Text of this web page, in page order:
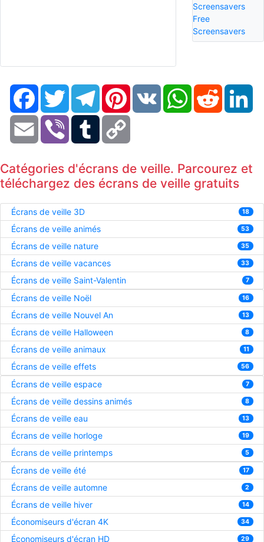
Screensavers
Free
Screensavers
FacebookTwitter TelegramPinterestVK WhatsAppReddit
Email Viber Tumblr
Catégories d'écrans de veille. Parcourez et
téléchargez des écrans de veille gratuits
Écrans de veille 3D 18
Écrans de veille animés 53
Écrans de veille nature 35
Écrans de veille vacances 33
Écrans de veille Saint-Valentin 7
Écrans de veille Noël 16
Écrans de veille Nouvel An 13
Écrans de veille Halloween 8
Écrans de veille animaux 11
Écrans de veille effets 56
Écrans de veille espace 7
Écrans de veille dessins animés 8
Écrans de veille eau 13
Écrans de veille horloge 19
Écrans de veille printemps 5
Écrans de veille été 17
Écrans de veille automne 2
Écrans de veille hiver 14
Économiseurs d'écran 4K 34
Économiseurs d'écran HD 29